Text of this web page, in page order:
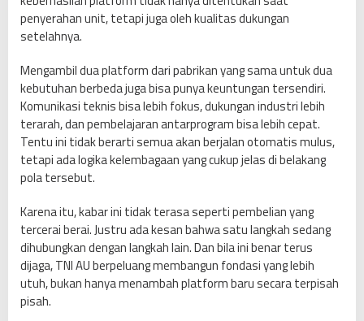
penyerahan unit, tetapi juga oleh kualitas dukungan
setelahnya.
Mengambil dua platform dari pabrikan yang sama untuk dua
kebutuhan berbeda juga bisa punya keuntungan tersendiri.
Komunikasi teknis bisa lebih fokus, dukungan industri lebih
terarah, dan pembelajaran antarprogram bisa lebih cepat.
Tentu ini tidak berarti semua akan berjalan otomatis mulus,
tetapi ada logika kelembagaan yang cukup jelas di belakang
pola tersebut.
Karena itu, kabar ini tidak terasa seperti pembelian yang
tercerai berai. Justru ada kesan bahwa satu langkah sedang
dihubungkan dengan langkah lain. Dan bila ini benar terus
dijaga, TNI AU berpeluang membangun fondasi yang lebih
utuh, bukan hanya menambah platform baru secara terpisah
pisah.